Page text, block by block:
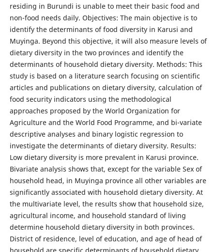
residing in Burundi is unable to meet their basic food and
non-food needs daily. Objectives: The main objective is to
identify the determinants of food diversity in Karusi and
Muyinga. Beyond this objective, it will also measure levels of
dietary diversity in the two provinces and identify the
determinants of household dietary diversity. Methods: This
study is based on a literature search focusing on scientific
articles and publications on dietary diversity, calculation of
food security indicators using the methodological
approaches proposed by the World Organization for
Agriculture and the World Food Programme, and bi-variate
descriptive analyses and binary logistic regression to
investigate the determinants of dietary diversity. Results:
Low dietary diversity is more prevalent in Karusi province.
Bivariate analysis shows that, except for the variable Sex of
household head, in Muyinga province all other variables are
significantly associated with household dietary diversity. At
the multivariate level, the results show that household size,
agricultural income, and household standard of living
determine household dietary diversity in both provinces.
District of residence, level of education, and age of head of